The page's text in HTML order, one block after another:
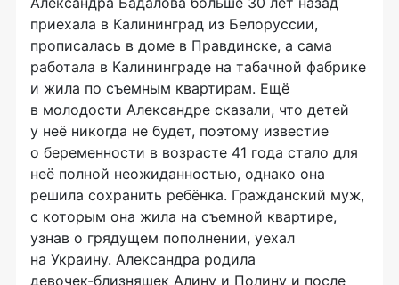
приехала в Калининград из Белоруссии,
прописалась в доме в Правдинске, а сама
работала в Калининграде на табачной фабрике
и жила по съемным квартирам. Ещё
в молодости Александре сказали, что детей
у неё никогда не будет, поэтому известие
о беременности в возрасте 41 года стало для
неё полной неожиданностью, однако она
решила сохранить ребёнка. Гражданский муж,
с которым она жила на съемной квартире,
узнав о грядущем пополнении, уехал
на Украину. Александра родила
девочек-близняшек Алину и Полину и после